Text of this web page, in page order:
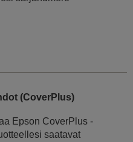
(CoverPlus)
Epson CoverPlus -
saatavat